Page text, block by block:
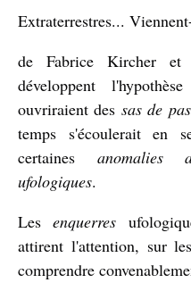
Extraterrestres...
de Fabrice Kircher
développent
ouvriraient dessas de
temps s'écoulerait en
certaines anomalies
ufologiques.
Lesenquerres
attirent l'attention, sur
comprendre